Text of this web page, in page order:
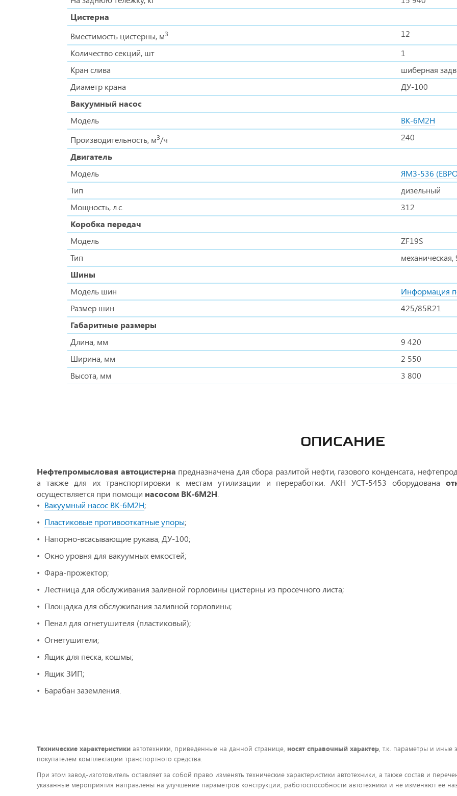
Цистерна
Вместимость цистерны, м3
12
Количество секций, шт
1
Кран слива
шиберная
Диаметр крана
ДУ-100
Вакуумный насос
Модель
ВК-6М2Н
Производительность, м3/ч
240
Двигатель
Модель
ЯМЗ-536
Тип
дизельный
Мощность, л.с.
312
Коробка передач
Модель
ZF19S
Тип
механическая,
Шины
Модель шин
Информация
Размер шин
425/85R21
Габаритные размеры
Длина, мм
9 420
Ширина, мм
2 550
Высота, мм
3 800
ОПИСАНИЕ
Нефтепромысловая автоцистерна предназначена для сбора разлитой нефти, газового конденсата,
а также для их транспортировки к местам утилизации и переработки. АКН УСТ-5453 оборудована
осуществляется при помощи насосом ВК-6М2Н
Вакуумный насос ВК-6М2Н;
Пластиковые противооткатные упоры;
Напорно-всасывающие рукава, ДУ-100;
Окно уровня для вакуумных емкостей;
Фара-прожектор;
Лестница для обслуживания заливной горловины цистерны из просечного листа;
Площадка для обслуживания заливной горловины;
Пенал для огнетушителя (пластиковый);
Огнетушители;
Ящик для песка, кошмы;
Ящик ЗИП;
Барабан заземления.
Технические характеристики автотехники, приведенные на данной странице, носят справочный характер, т.к. параметры и иные
покупателем комплектации транспортного средства.
При этом завод-изготовитель оставляет за собой право изменять технические характеристики автотехники, а также состав и
указанные мероприятия направлены на улучшение параметров конструкции, работоспособности автотехники и не изменяют ее